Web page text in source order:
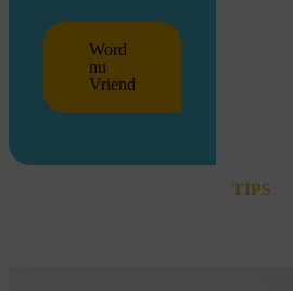
Word
nu
Vriend
TIPS